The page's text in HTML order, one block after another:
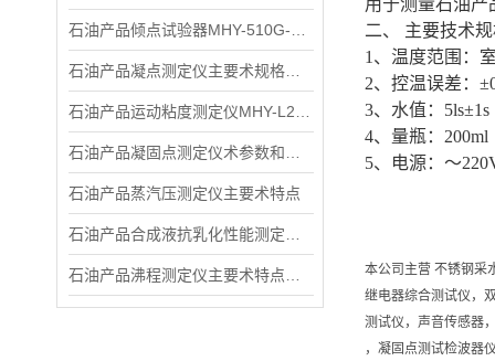
石油产品蒸汽压测定仪主要术特点
用于测量石油产
二、
主要技术
1、温度范围：
2、控温误差：
3、水值：5ls±1s
4、量瓶：200ml
5、电源：～
本公司主营 不锈钢采
继电器综合测试仪，
测试仪，声音传感器
，凝固点测试检波器